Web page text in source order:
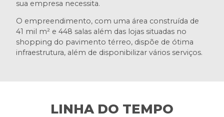
sua empresa necessita.
O empreendimento, com uma área construída de
41 mil m² e 448 salas além das lojas situadas no
shopping do pavimento térreo, dispõe de ótima
infraestrutura, além de disponibilizar vários serviços.
LINHA DO TEMPO